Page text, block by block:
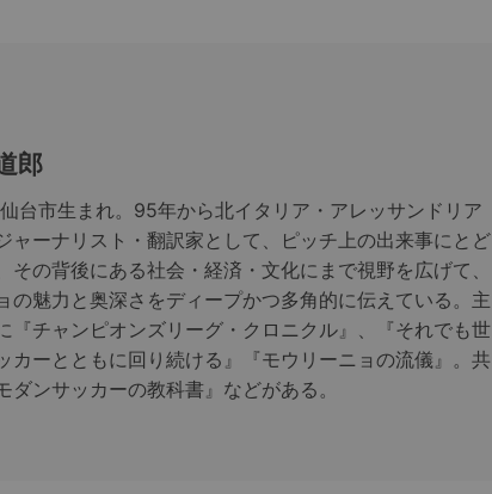
郎
台市生まれ。95年から北イタリア・アレッサンドリア
ャーナリスト・翻訳家として、ピッチ上の出来事にとど
その背後にある社会・経済・文化にまで視野を広げて、
の魅力と奥深さをディープかつ多角的に伝えている。主
『チャンピオンズリーグ・クロニクル』、『それでも世
カーとともに回り続ける』『モウリーニョの流儀』。共
ダンサッカーの教科書』などがある。